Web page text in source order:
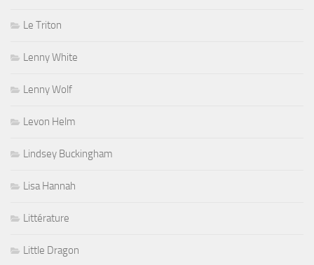
Le Triton
Lenny White
Lenny Wolf
Levon Helm
Lindsey Buckingham
Lisa Hannah
Littérature
Little Dragon